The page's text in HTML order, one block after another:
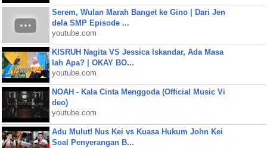
Serem, Wulan Marah Banget ke Gino | Dari Jen
dela SMP Episode ...
youtube.com
KISRUH Nagita VS Jessica Iskandar, Ada Masa
lah Apa? | OKAY BO...
youtube.com
NOAH - Kala Cinta Menggoda (Official Music Vi
deo)
youtube.com
Adu Mulut! Nus Kei vs Kuasa Hukum John Kei
Soal Penyerangan B...